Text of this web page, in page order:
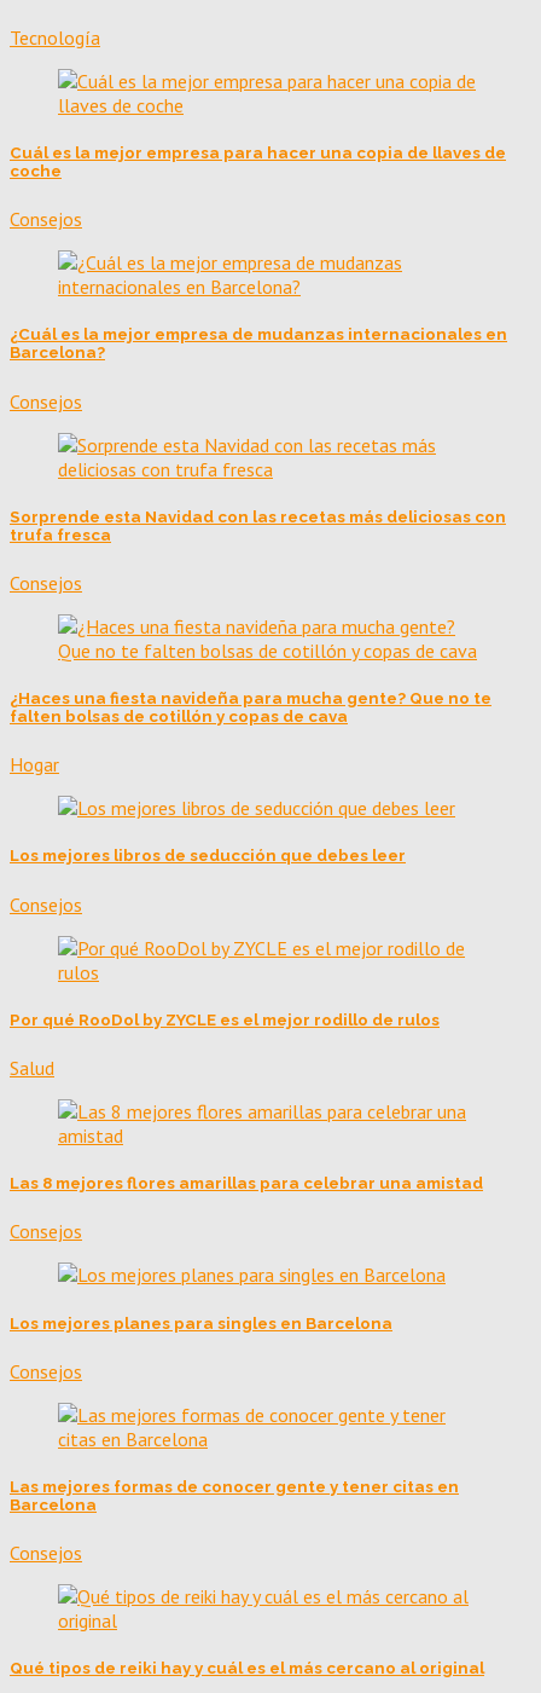
Tecnología
Cuál es la mejor empresa para hacer una copia de llaves de
coche
Consejos
¿Cuál es la mejor empresa de mudanzas internacionales en
Barcelona?
Consejos
Sorprende esta Navidad con las recetas más deliciosas con
trufa fresca
Consejos
¿Haces una fiesta navideña para mucha gente? Que no te
falten bolsas de cotillón y copas de cava
Hogar
Los mejores libros de seducción que debes leer
Consejos
Por qué RooDol by ZYCLE es el mejor rodillo de rulos
Salud
Las 8 mejores flores amarillas para celebrar una amistad
Consejos
Los mejores planes para singles en Barcelona
Consejos
Las mejores formas de conocer gente y tener citas en
Barcelona
Consejos
Qué tipos de reiki hay y cuál es el más cercano al original